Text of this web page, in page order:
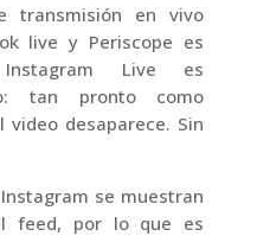
transmisión en vivo
live y Periscope es
Live es
tan pronto como
desaparece. Sin
se muestran
feed, por lo que es